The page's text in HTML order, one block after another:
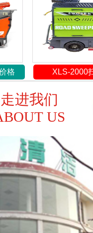
格 XLS-2000
走进我们
US